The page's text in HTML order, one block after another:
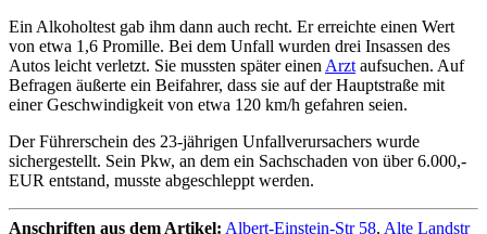
Ein Alkoholtest gab ihm dann auch recht. Er erreichte einen Wert
von etwa 1,6 Promille. Bei dem Unfall wurden drei Insassen des
Autos leicht verletzt. Sie mussten später einen Arzt aufsuchen. Auf
Befragen äußerte ein Beifahrer, dass sie auf der Hauptstraße mit
einer Geschwindigkeit von etwa 120 km/h gefahren seien.
Der Führerschein des 23-jährigen Unfallverursachers wurde
sichergestellt. Sein Pkw, an dem ein Sachschaden von über 6.000,-
EUR entstand, musste abgeschleppt werden.
Anschriften aus dem Artikel: Albert-Einstein-Str 58, Alte Landstr